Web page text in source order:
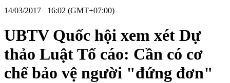
14/03/2017 16:02 (GMT+07:00)
UBTV Quốc hội xem xét Dự
thảo Luật Tố cáo: Cần có cơ
chế bảo vệ người "đứng đơn"